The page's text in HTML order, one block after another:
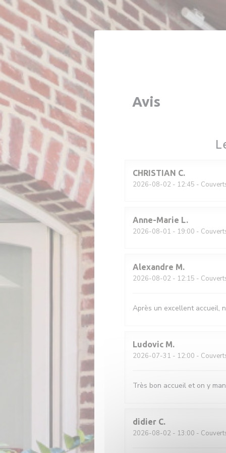
Personnalisation de vos choix en matière de cookies
Avis
CHRISTIAN C
2026-08-02 - 12:45 -
Anne-Marie L
2026-08-01 - 19:00 -
Alexandre M
2026-08-02 - 12:15 -
Après un excellent accueil,
Ludovic M
2026-07-31 - 12:00 -
Très bon accueil et on y
didier C
2026-08-02 - 13:00 -